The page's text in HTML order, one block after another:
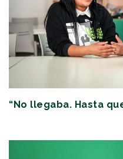
“No llegaba. Hasta